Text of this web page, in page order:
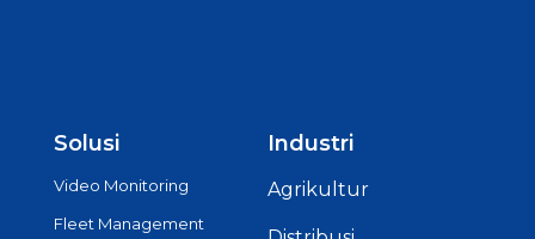
Solusi
Video Monitoring
Fleet Management
Industri
Agrikultur